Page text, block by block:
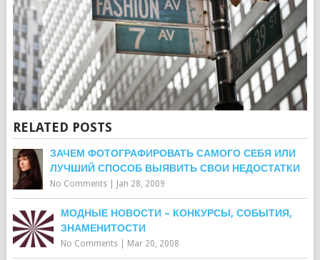
RELATED POSTS
ЗАЧЕМ ФОТОГРАФИРОВАТЬ САМОГО СЕБЯ ИЛИ
ЛУЧШИЙ СПОСОБ ВЫЯВИТЬ СВОИ НЕДОСТАТКИ
No Comments| Jan 28, 2009
МОДНЫЕ НОВОСТИ – КОНКУРСЫ, СОБЫТИЯ,
ЗНАМЕНИТОСТИ
No Comments| Mar 20, 2008